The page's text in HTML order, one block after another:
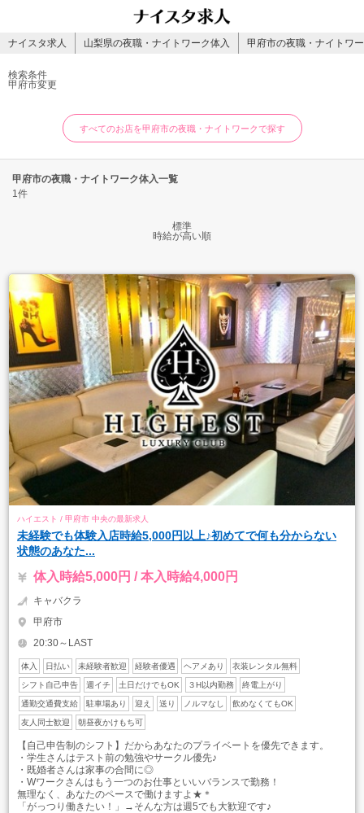
ナイスタ求人 山梨県の夜職・ナイトワーク体入 甲府市の夜職・ナイトワ
検索条件
甲府市変更
すべてのお店を甲府市の夜職・ナイトワークで探す
甲府市の夜職・ナイトワーク体入一覧
1件
標準
時給が高い順
ハイエスト / 甲府市 中央の最新求人
未経験でも体験入店時給5,000円以上♪初めてで何も分からない
状態のあなた...
体入時給5,000円 / 本入時給4,000円
キャバクラ
甲府市
20:30～LAST
体入 日払い 未経験者歓迎 経験者優遇 ヘアメあり 衣装レンタル無料
シフト自己申告 週イチ 土日だけでもOK ３H以内勤務 終電上がり
通勤交通費支給 駐車場あり 迎え 送り ノルマなし 飲めなくてもOK
友人同士歓迎 朝昼夜かけもち可
【自己申告制のシフト】だからあなたのプライベートを優先できます。
・学生さんはテスト前の勉強やサークル優先♪
・既婚者さんは家事の合間に◎
・Wワークさんはもう一つのお仕事といいバランスで勤務！
無理なく、あなたのペースで働けますよ★＊
「がっつり働きたい！」→そんな方は週5でも大歓迎です♪